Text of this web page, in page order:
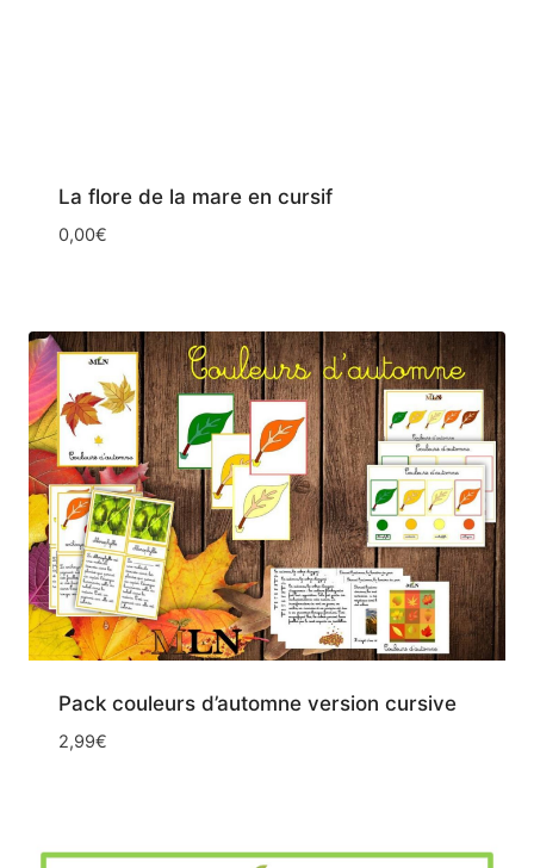
La flore de la mare en cursif
0,00€
Pack couleurs d’automne version cursive
2,99€